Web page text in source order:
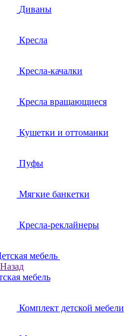
Диваны
Кресла
Кресла-качалки
Кресла вращающиеся
Кушетки и оттоманки
Пуфы
Мягкие банкетки
Кресла-реклайнеры
мебель
Назад
мебель
Комплект детской мебели